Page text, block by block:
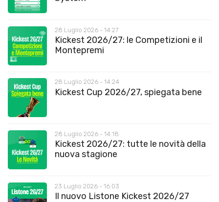
28 Luglio 2026 - 14:27
Kickest 2026/27: le Competizioni e il
Montepremi
28 Luglio 2026 - 14:24
Kickest Cup 2026/27, spiegata bene
28 Luglio 2026 - 14:18
Kickest 2026/27: tutte le novità della
nuova stagione
23 Luglio 2026 - 16:03
Il nuovo Listone Kickest 2026/27